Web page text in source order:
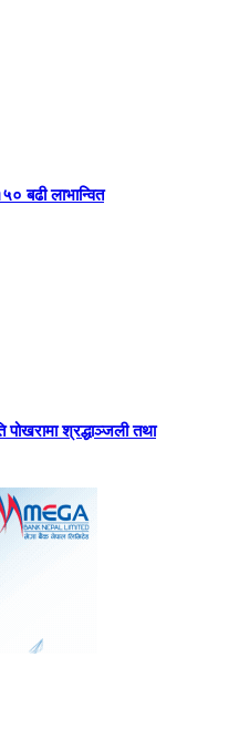
बढी लाभान्वित
पोखरामा श्रद्धाञ्जली तथा